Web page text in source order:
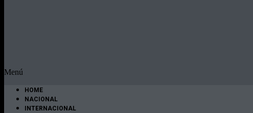
Menú
HOME
NACIONAL
INTERNACIONAL